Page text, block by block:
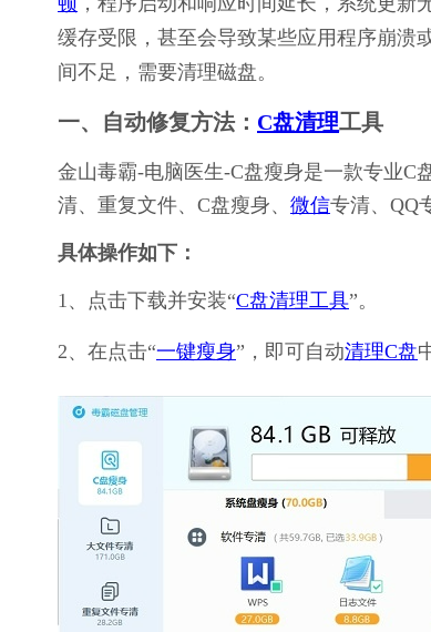
缓存受限，甚至会导致某些应用程序崩溃
间不足，需要清理磁盘。
一、自动修复方法： C盘清理工具
金山毒霸-电脑医生-C盘瘦身是一款专业C
清、重复文件、C盘瘦身、 微信专清、QQ
具体操作如下：
1、点击下载并安装“C盘清理工具”。
2、在点击“一键瘦身”，即可自动清理C盘